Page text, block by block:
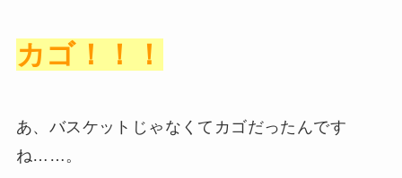
カゴ！！！
あ、バスケットじゃなくてカゴだったんです
ね……。